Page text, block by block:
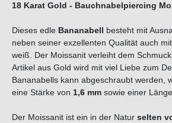
18 Karat Gold - Bauchnabelpiercing
Dieses edle Bananabell besteht mit
neben seiner exzellenten Qualität auch
weiß. Der Moissanit verleiht dem
Artikel aus Gold wird mit viel Liebe zum
Bananabells kann abgeschraubt werden,
eine Stärke von 1,6 mm sowie einer
Der Moissanit ist ein in der Natur selten